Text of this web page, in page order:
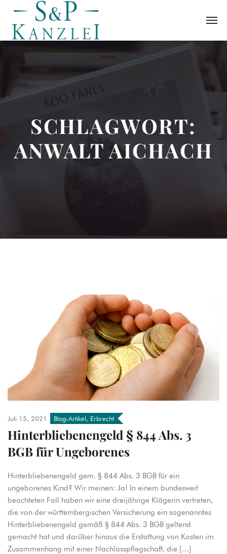
SCHLAGWORT:
ANWALT AICHACH
Juli 15, 2021 Blog-Artikel, Erbrecht
Hinterbliebenengeld § 844 Abs. 3
BGB für Ungeborenes
Hinterbliebenengeld gem. § 844 Abs. 3 BGB für ein
ungeborenes Kind? Wir meinen: Ja! In einem bundesweit
beachteten Fall haben wir eine dreijährige Klägerin vertreten,
die von der württembergischen Versicherung ein sogenanntes
Hinterbliebenengeld gemäß § 844 Abs. 3 BGB geltend
gemacht hat und darüber hinaus die Erstattung von Kosten im
Zusammenhang mit einer Nachlasspflegschaft, die […]